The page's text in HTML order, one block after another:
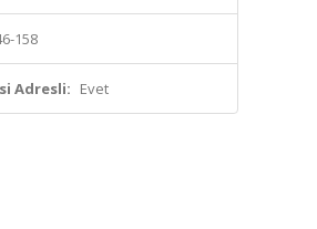
158
Adresli: Evet